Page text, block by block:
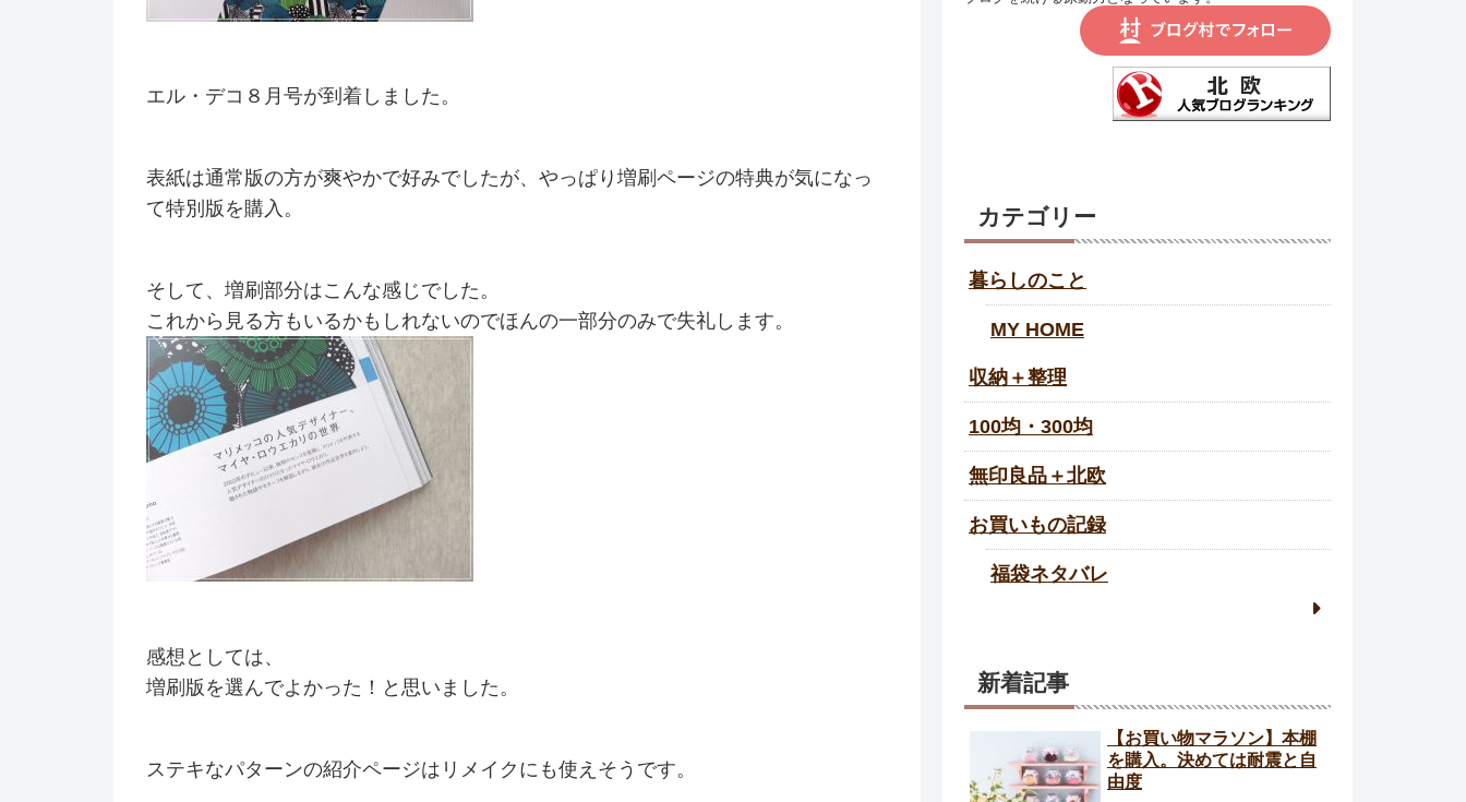
エル・デコ８月号が到着しました。
表紙は通常版の方が爽やかで好みでしたが、やっぱり増刷ページの特典が気になっ
て特別版を購入。
そして、増刷部分はこんな感じでした。
これから見る方もいるかもしれないのでほんの一部分のみで失礼します。
感想としては、
増刷版を選んでよかった！と思いました。
ステキなパターンの紹介ページはリメイクにも使えそうです。
カテゴリー
暮らしのこと
MY HOME
収納＋整理
100均・300均
無印良品＋北欧
お買いもの記録
福袋ネタバレ
新着記事
【お買い物マラソン】本棚
を購入。決めては耐震と自
由度